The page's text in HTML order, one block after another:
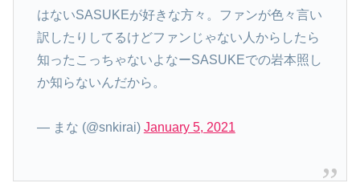
はないSASUKEが好きな方々。ファンが色々言い
訳したりしてるけどファンじゃない人からしたら
知ったこっちゃないよなーSASUKEでの岩本照し
か知らないんだから。
— まな (@snkirai) January 5, 2021